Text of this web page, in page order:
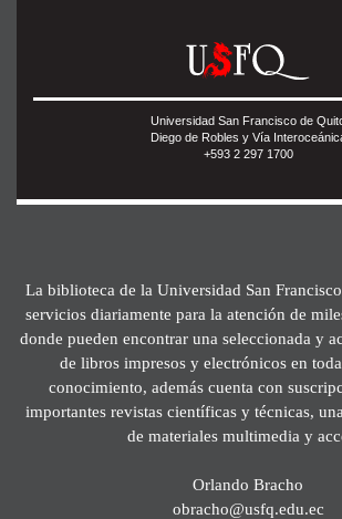
Universidad San Francisco de
Diego de Robles y Vía
+593 2 297 1700
La biblioteca de la Universidad San
servicios diariamente para la atención de
donde pueden encontrar una seleccionada y
de libros impresos y electrónicos en
conocimiento, además cuenta con
importantes revistas científicas y técnicas,
de materiales multimedia y
Orlando Bracho
obracho@usfq.edu.ec